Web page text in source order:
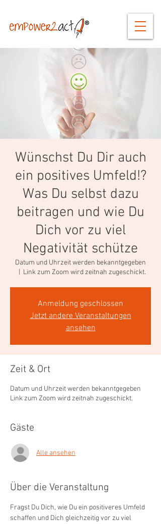
Wünschst Du Dir auch
ein positives Umfeld!?
Was Du selbst dazu
beitragen und wie Du
Dich vor zu viel
Negativität schütze
Datum und Uhrzeit werden bekanntgegeben
Link zum Zoom wird zeitnah zugeschickt.
Anmeldung geschlossen
Jetzt andere Veranstaltungen
ansehen
Zeit & Ort
Datum und Uhrzeit werden bekanntgegeben
Link zum Zoom wird zeitnah zugeschickt.
Gäste
Alle ansehen
Über die Veranstaltung
Fragst Du Dich, wie Du ein positiveres Umfeld
schaffen und Dich gleichzeitig vor zu viel